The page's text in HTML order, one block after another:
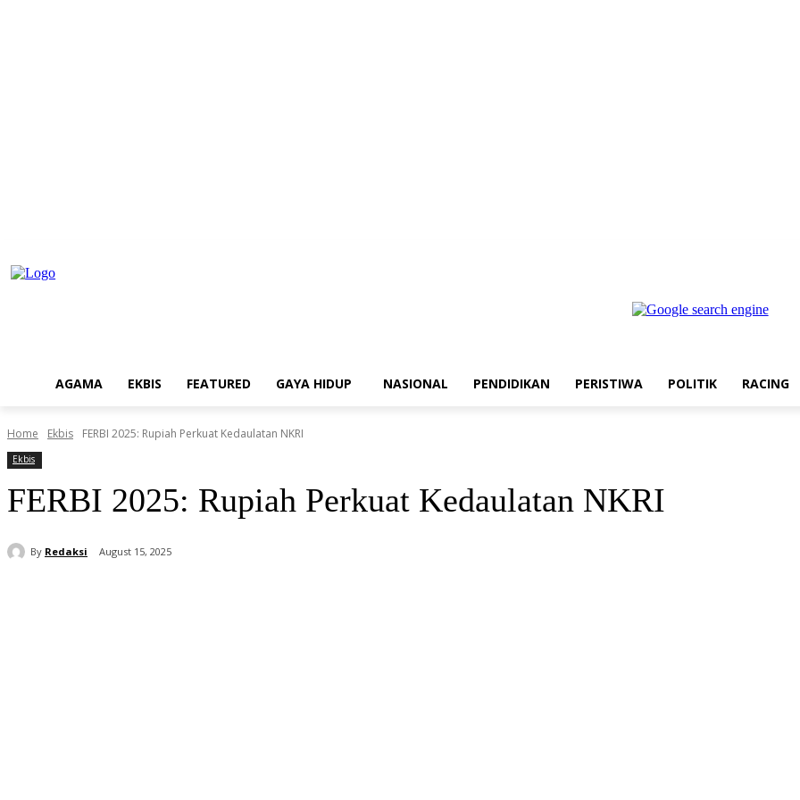
AGAMA EKBIS FEATURED GAYA HIDUP NASIONAL PENDIDIKAN PERISTIWA POLITIK RACING
Home Ekbis FERBI 2025: Rupiah Perkuat Kedaulatan NKRI
Ekbis
FERBI 2025: Rupiah Perkuat Kedaulatan NKRI
By Redaksi August 15, 2025